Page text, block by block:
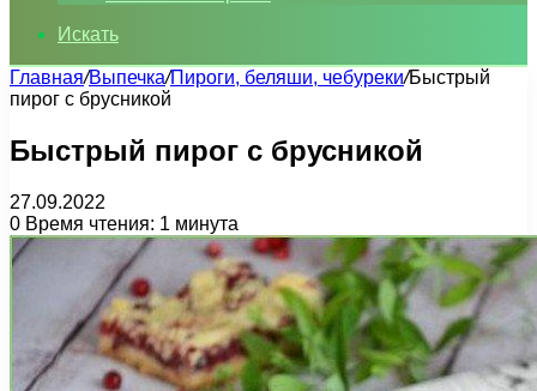
Искать
Главная/Выпечка/Пироги, беляши, чебуреки/Быстрый
пирог с брусникой
Быстрый пирог с брусникой
27.09.2022
0 Время чтения: 1 минута